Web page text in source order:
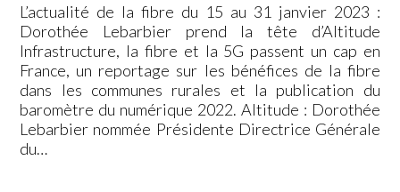
L’actualité de la fibre du 15 au 31 janvier 2023 :
Dorothée Lebarbier prend la tête d’Altitude
Infrastructure, la fibre et la 5G passent un cap en
France, un reportage sur les bénéfices de la fibre
dans les communes rurales et la publication du
baromètre du numérique 2022. Altitude : Dorothée
Lebarbier nommée Présidente Directrice Générale
du…